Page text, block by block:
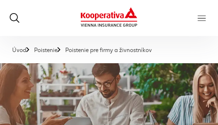
Úvod Poistenie Poistenie pre firmy a živnostníkov, aktuálna stránka